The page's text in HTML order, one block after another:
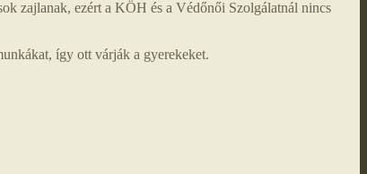
zajlanak, ezért a KÖH és a Védőnői Szolgálatnál nincs
így ott várják a gyerekeket.